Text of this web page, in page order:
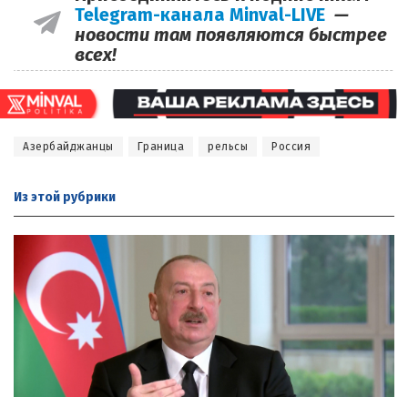
Telegram-канала Minval-LIVE —
новости там появляются быстрее
всех!
Азербайджанцы Граница рельсы Россия
Из этой рубрики